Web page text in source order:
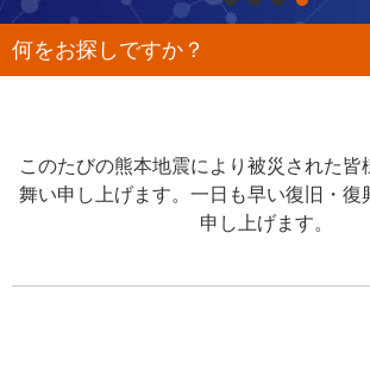
何をお探しですか？
このたびの熊本地震により被災された皆
舞い申し上げます。一日も早い復旧・復
申し上げます。